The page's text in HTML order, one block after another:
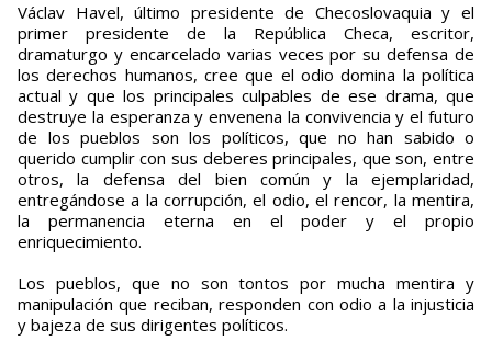
Václav Havel, último presidente de Checoslovaquia y el
primer presidente de la República Checa, escritor,
dramaturgo y encarcelado varias veces por su defensa de
los derechos humanos, cree que el odio domina la política
actual y que los principales culpables de ese drama, que
destruye la esperanza y envenena la convivencia y el futuro
de los pueblos son los políticos, que no han sabido o
querido cumplir con sus deberes principales, que son, entre
otros, la defensa del bien común y la ejemplaridad,
entregándose a la corrupción, el odio, el rencor, la mentira,
la permanencia eterna en el poder y el propio
enriquecimiento.
Los pueblos, que no son tontos por mucha mentira y
manipulación que reciban, responden con odio a la injusticia
y bajeza de sus dirigentes políticos.